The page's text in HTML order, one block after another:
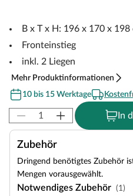
B x T x H: 196 x 170 x 198
Fronteinstieg
inkl. 2 Liegen
Mehr Produktinformationen
10 bis 15 Werktage
In
Zubehör
Dringend benötigtes Zubehör
Mengen vorausgewählt.
Notwendiges Zubehör (1)